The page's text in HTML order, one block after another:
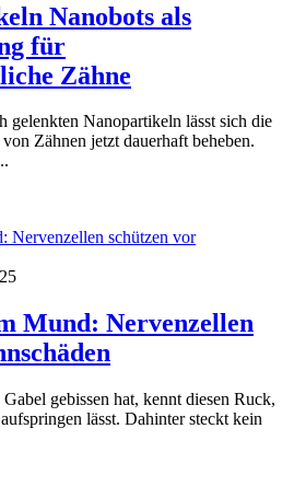
Nanobots als
für
Zähne
gelenkten Nanopartikeln lässt sich die
Zähnen jetzt dauerhaft beheben.
Mund: Nervenzellen
gebissen hat, kennt diesen Ruck,
lässt. Dahinter steckt kein